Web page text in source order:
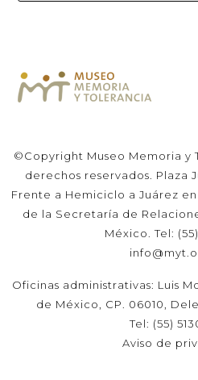
©Copyright Museo Memoria y
derechos reservados. Plaza
Frente a Hemiciclo a Juárez
de la Secretaría de
México. Tel:
Oficinas administrativas: Luis
de México, CP. 06010,
Tel: (55)
Aviso de